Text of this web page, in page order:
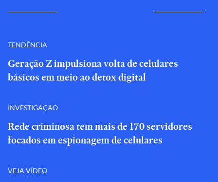
TENDÊNCIA
Geração Z impulsiona volta de celulares
básicos em meio ao detox digital
INVESTIGAÇÃO
Rede criminosa tem mais de 170 servidores
focados em espionagem de celulares
VEJA VÍDEO